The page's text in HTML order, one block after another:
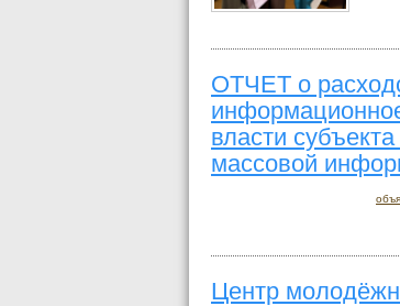
ОТЧЕТ о
власти
массовой
Центр